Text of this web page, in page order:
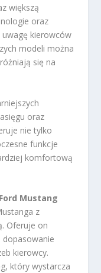
większą
oraz
uwagę kierowców
modeli można
się na
oraz
nie tylko
funkcje
komfortową
Ford Mustang
z
Oferuje on
kierowcy.
który wystarcza